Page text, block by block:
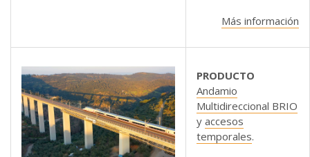
Más información
PRODUCTO
Andamio
Multidireccional BRIO
y accesos
temporales.